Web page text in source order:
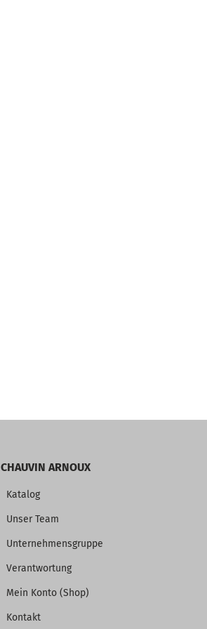
CHAUVIN ARNOUX
Katalog
Unser Team
Unternehmensgruppe
Verantwortung
Mein Konto (Shop)
Kontakt